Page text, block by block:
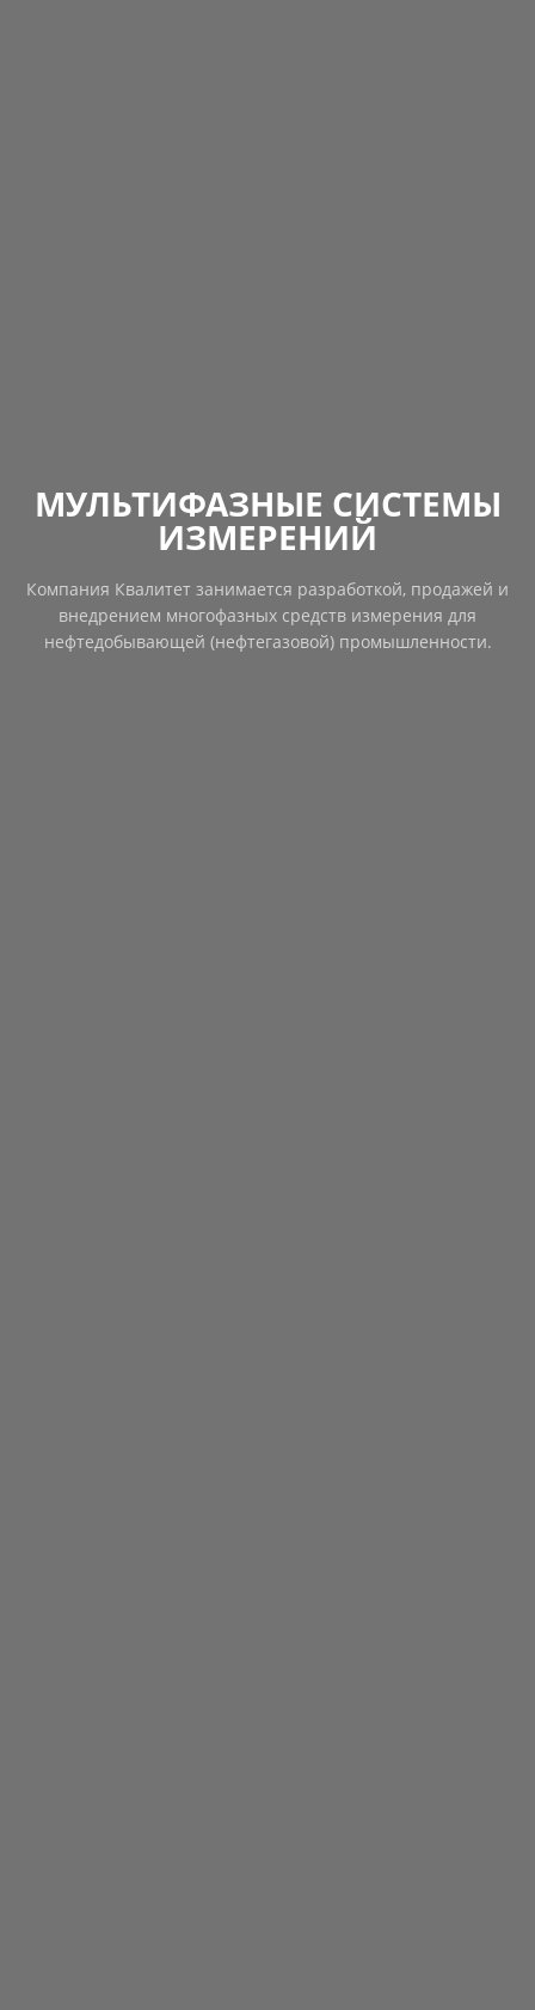
МУЛЬТИФАЗНЫЕ СИСТЕМЫ
ИЗМЕРЕНИЙ
Компания Квалитет занимается разработкой, продажей и
внедрением многофазных средств измерения для
нефтедобывающей (нефтегазовой) промышленности.